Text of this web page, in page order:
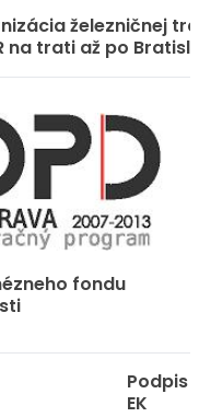
železničnej
na trati až po
fondu
Podpis
EK